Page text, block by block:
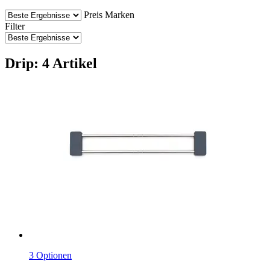
Preis Marken
Filter
Drip: 4 Artikel
3 Optionen